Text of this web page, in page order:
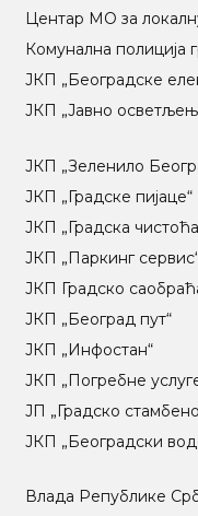
Центар МO за
Комунална полиција
ЈКП „Београдске
ЈКП „Јавно
ЈКП „Зеленило
ЈКП „Градске пијаце“
ЈКП „Градска
ЈКП „Паркинг
ЈКП Градско
ЈКП „Београд пут“
ЈКП „Инфостан“
ЈКП „Погребне
ЈП „Градско
ЈКП „Београдски
Влада Републике